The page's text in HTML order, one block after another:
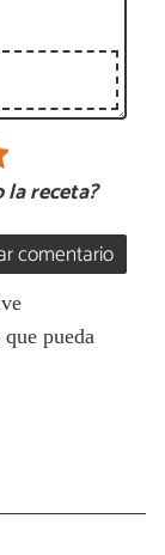
la receta?
comentario
pueda